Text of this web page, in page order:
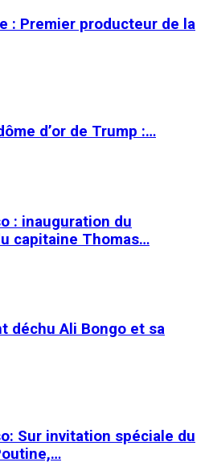
: Premier producteur de la
d’or de Trump :…
: inauguration du
capitaine Thomas…
déchu Ali Bongo et sa
Sur invitation spéciale du